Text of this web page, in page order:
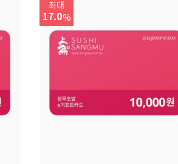
최대
17.0%